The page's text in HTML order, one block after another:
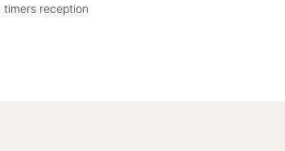
timers reception